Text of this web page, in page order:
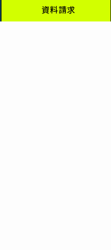
資料請求